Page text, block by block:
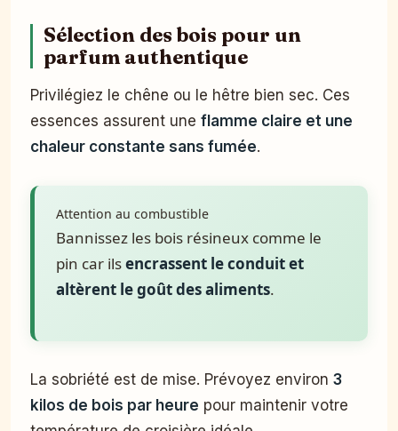
Sélection des bois pour un
parfum authentique
Privilégiez le chêne ou le hêtre bien sec. Ces
essences assurent une flamme claire et une
chaleur constante sans fumée.
Attention au combustible
Bannissez les bois résineux comme le
pin car ilsencrassent le conduit et
altèrent le goût des aliments.
La sobriété est de mise. Prévoyez environ 3
kilos de bois par heure pour maintenir votre